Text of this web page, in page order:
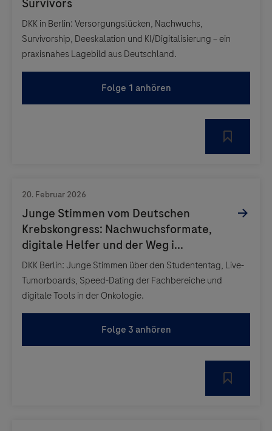
DKK in Berlin: Versorgungslücken, Nachwuchs,
Survivorship, Deeskalation und KI/Digitalisierung – ein
praxisnahes Lagebild aus Deutschland.
Folge 1 anhören
DKK Berlin: Junge Stimmen über den Studententag, Live-
Tumorboards, Speed-Dating der Fachbereiche und
digitale Tools in der Onkologie.
Folge 3 anhören